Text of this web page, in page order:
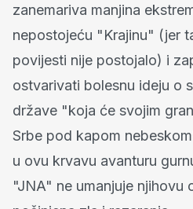
zanemariva manjina
nepostojeću "Krajinu" (jer
povijesti nije postojalo) i
ostvarivati bolesnu ideju o
države "koja će svojim
Srbe pod kapom
u ovu krvavu avanturu
"JNA" ne umanjuje njihovu